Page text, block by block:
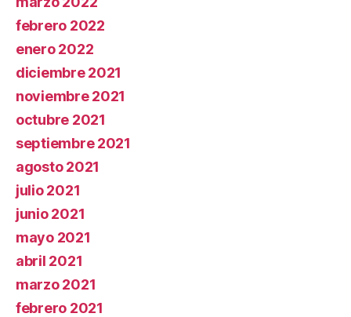
febrero 2022
enero 2022
diciembre 2021
noviembre 2021
octubre 2021
septiembre 2021
agosto 2021
julio 2021
junio 2021
mayo 2021
abril 2021
marzo 2021
febrero 2021